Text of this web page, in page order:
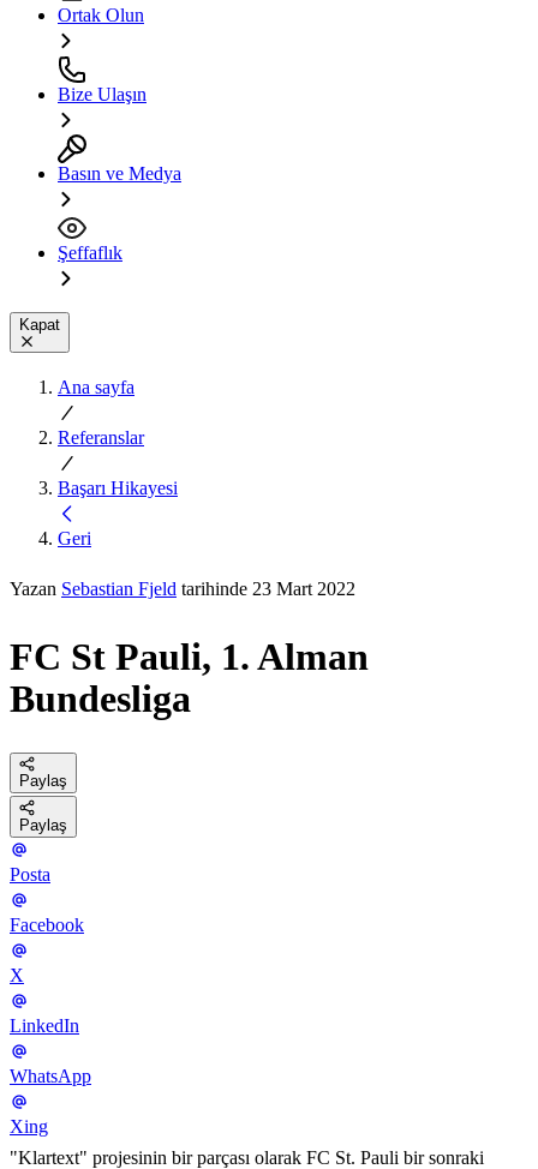
Ortak Olun
Bize Ulaşın
Basın ve Medya
Şeffaflık
Kapat
Ana sayfa
Referanslar
Başarı Hikayesi
Geri
Yazan Sebastian Fjeld tarihinde 23 Mart 2022
FC St Pauli, 1. Alman
Bundesliga
Paylaş
Paylaş
Posta
Facebook
X
LinkedIn
WhatsApp
Xing
"Klartext" projesinin bir parçası olarak FC St. Pauli bir sonraki